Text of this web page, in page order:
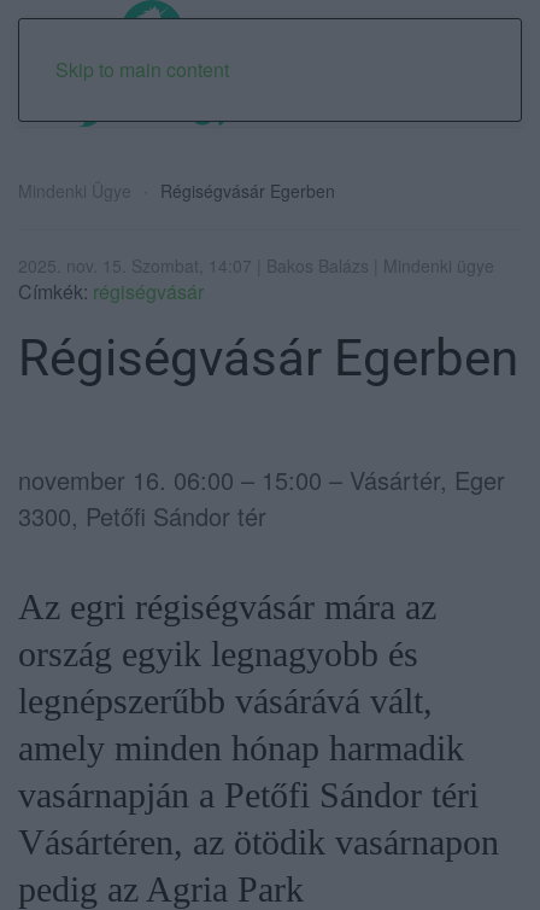
Skip to main content
Mindenki Ügye Régiségvásár Egerben
2025. nov. 15. Szombat, 14:07 | Bakos Balázs | Mindenki ügye
Címkék: régiségvásár
Régiségvásár Egerben
november 16. 06:00 – 15:00 – Vásártér, Eger
3300, Petőfi Sándor tér
Az egri régiségvásár mára az
ország egyik legnagyobb és
legnépszerűbb vásárává vált,
amely minden hónap harmadik
vasárnapján a Petőfi Sándor téri
Vásártéren, az ötödik vasárnapon
pedig az Agria Park